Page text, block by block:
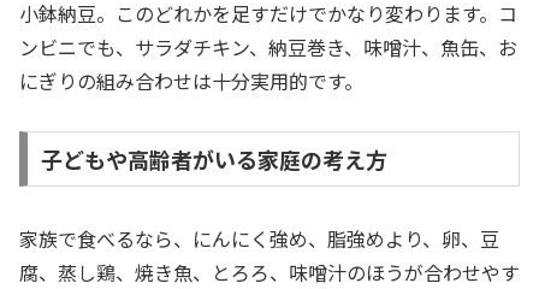
小鉢納豆。このどれかを足すだけでかなり変わります。コ
ンビニでも、サラダチキン、納豆巻き、味噌汁、魚缶、お
にぎりの組み合わせは十分実用的です。
子どもや高齢者がいる家庭の考え方
家族で食べるなら、にんにく強め、脂強めより、卵、豆
腐、蒸し鶏、焼き魚、とろろ、味噌汁のほうが合わせやす